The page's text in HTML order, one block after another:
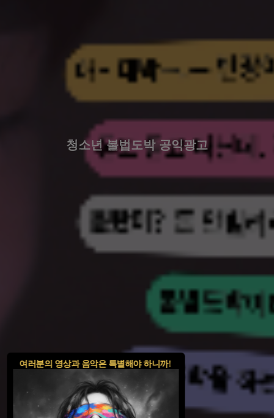
여러분의 영상과 음악은 특별해야 하니까!
청소년 불법도박 공익광고